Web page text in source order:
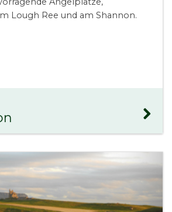
Lough Ree und am Shannon.